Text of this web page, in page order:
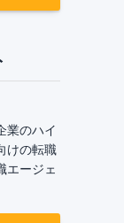
業のハイ
けの転職
エージェ